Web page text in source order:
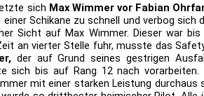
sich Max Wimmer vor Fabian
Schikane zu schnell und verbog
Sicht auf Max Wimmer. Dieser war
an vierter Stelle fuhr, musste das
der auf Grund seines gestrigen
sich bis auf Rang 12 nach
mit einer starken Leistung